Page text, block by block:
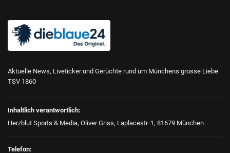
Aktuelle News, Liveticker und Gerüchte rund um Münchens grosse Liebe
TSV 1860
Inhaltlich verantwortlich:
Herzblut Sports & Media, Oliver Griss, Laplacestr. 1, 81679 München
Telefon: